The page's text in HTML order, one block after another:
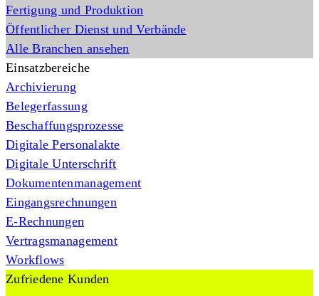
Fertigung und Produktion
Öffentlicher Dienst und Verbände
Alle Branchen ansehen
Einsatzbereiche
Archivierung
Belegerfassung
Beschaffungsprozesse
Digitale Personalakte
Digitale Unterschrift
Dokumentenmanagement
Eingangsrechnungen
E-Rechnungen
Vertragsmanagement
Workflows
Zufriedene Kunden